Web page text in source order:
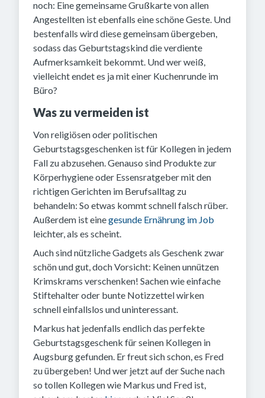
noch: Eine gemeinsame Grußkarte von allen
Angestellten ist ebenfalls eine schöne Geste. Und
bestenfalls wird diese gemeinsam übergeben,
sodass das Geburtstagskind die verdiente
Aufmerksamkeit bekommt. Und wer weiß,
vielleicht endet es ja mit einer Kuchenrunde im
Büro?
Was zu vermeiden ist
Von religiösen oder politischen
Geburtstagsgeschenken ist für Kollegen in jedem
Fall zu abzusehen. Genauso sind Produkte zur
Körperhygiene oder Essensratgeber mit den
richtigen Gerichten im Berufsalltag zu
behandeln: So etwas kommt schnell falsch rüber.
Außerdem ist einegesunde Ernährung im Job
leichter, als es scheint.
Auch sind nützliche Gadgets als Geschenk zwar
schön und gut, doch Vorsicht: Keinen unnützen
Krimskrams verschenken! Sachen wie einfache
Stiftehalter oder bunte Notizzettel wirken
schnell einfallslos und uninteressant.
Markus hat jedenfalls endlich das perfekte
Geburtstagsgeschenk für seinen Kollegen in
Augsburg gefunden. Er freut sich schon, es Fred
zu übergeben! Und wer jetzt auf der Suche nach
so tollen Kollegen wie Markus und Fred ist,